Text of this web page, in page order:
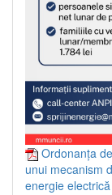
Ordonanța
unui mecanism
energie